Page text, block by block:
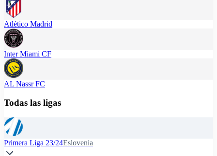
Atlético Madrid
Inter Miami CF
AL Nassr FC
Todas las ligas
Primera Liga 23/24Eslovenia